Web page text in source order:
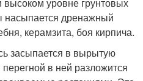
насыпается дренажный
керамзита, боя кирпича.
засыпается в вырытую
в ней разложится